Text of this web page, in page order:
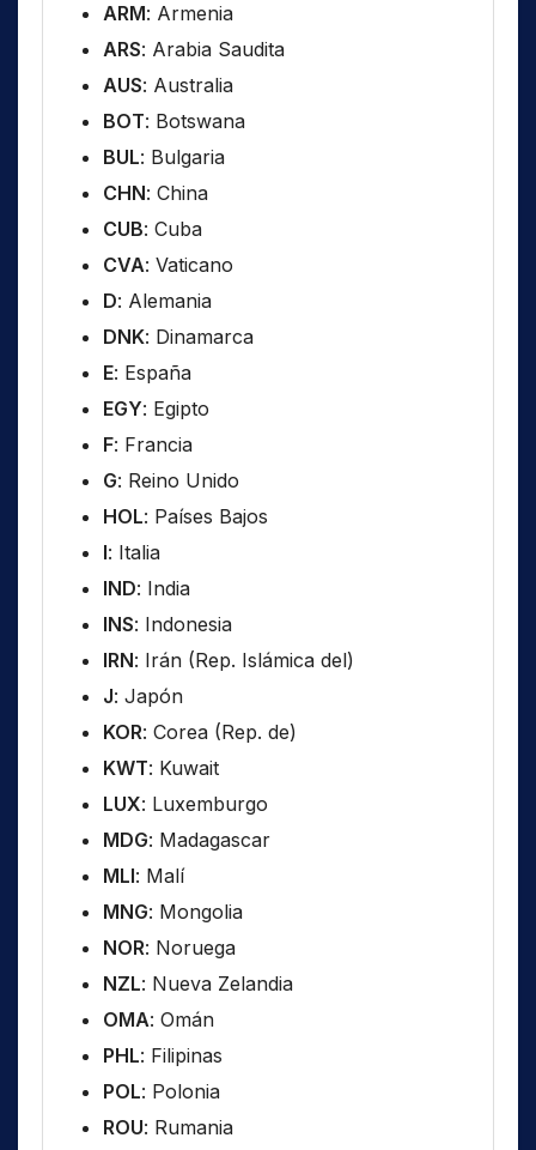
ARM: Armenia
ARS: Arabia Saudita
AUS: Australia
BOT: Botswana
BUL: Bulgaria
CHN: China
CUB: Cuba
CVA: Vaticano
D: Alemania
DNK: Dinamarca
E: España
EGY: Egipto
F: Francia
G: Reino Unido
HOL: Países Bajos
I: Italia
IND: India
INS: Indonesia
IRN: Irán (Rep. Islámica del)
J: Japón
KOR: Corea (Rep. de)
KWT: Kuwait
LUX: Luxemburgo
MDG: Madagascar
MLI: Malí
MNG: Mongolia
NOR: Noruega
NZL: Nueva Zelandia
OMA: Omán
PHL: Filipinas
POL: Polonia
ROU: Rumania